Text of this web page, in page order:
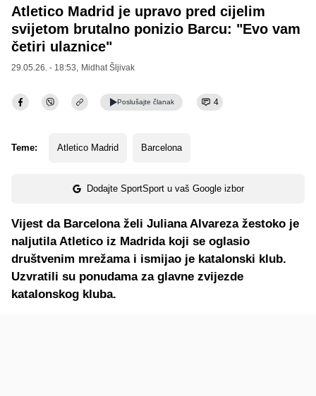
Atletico Madrid je upravo pred cijelim
svijetom brutalno ponizio Barcu: "Evo vam
četiri ulaznice"
29.05.26. - 18:53, Midhat Šljivak
Poslušajte članak 4
Teme: Atletico Madrid Barcelona
Dodajte SportSport u vaš Google izbor
Vijest da Barcelona želi Juliana Alvareza žestoko je
naljutila Atletico iz Madrida koji se oglasio
društvenim mrežama i ismijao je katalonski klub.
Uzvratili su ponudama za glavne zvijezde
katalonskog kluba.